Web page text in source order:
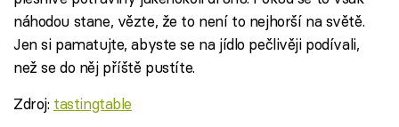
náhodou stane, vězte, že to není to nejhorší na světě.
Jen si pamatujte, abyste se na jídlo pečlivěji podívali,
než se do něj příště pustíte.
Zdroj: tastingtable